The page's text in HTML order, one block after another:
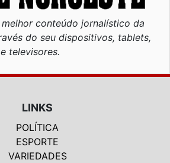
conteúdo jornalístico da
do seu dispositivos, tablets,
televisores.
LINKS
POLÍTICA
ESPORTE
VARIEDADES